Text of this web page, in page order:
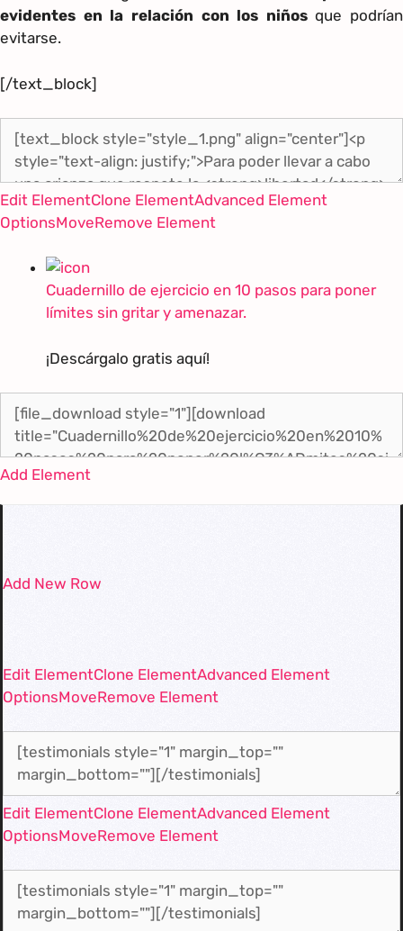
evidentes en la relación con los niñosque podrían
evitarse.
[/text_block]
Edit ElementClone ElementAdvanced Element
OptionsMoveRemove Element
Cuadernillo de ejercicio en 10 pasos para poner
límites sin gritar y amenazar.
¡Descárgalo gratis aquí!
Add Element
Add New Row
Edit ElementClone ElementAdvanced Element
OptionsMoveRemove Element
Edit ElementClone ElementAdvanced Element
OptionsMoveRemove Element